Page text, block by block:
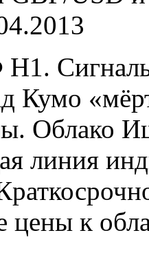
Кумо
Облако
линия
цены к